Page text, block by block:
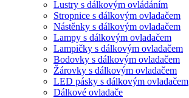
Lustry s dálkovým ovládáním
Stropnice s dálkovým ovladačem
Nástěnky s dálkovým ovladačem
Lampy s dálkovým ovladačem
Lampičky s dálkovým ovladačem
Bodovky s dálkovým ovladačem
Žárovky s dálkovým ovladačem
LED pásky s dálkovým ovladačem
Dálkové ovladače